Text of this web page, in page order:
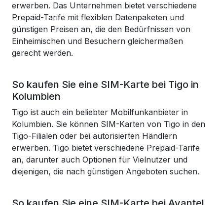
erwerben. Das Unternehmen bietet verschiedene
Prepaid-Tarife mit flexiblen Datenpaketen und
günstigen Preisen an, die den Bedürfnissen von
Einheimischen und Besuchern gleichermaßen
gerecht werden.
So kaufen Sie eine SIM-Karte bei Tigo in
Kolumbien
Tigo ist auch ein beliebter Mobilfunkanbieter in
Kolumbien. Sie können SIM-Karten von Tigo in den
Tigo-Filialen oder bei autorisierten Händlern
erwerben. Tigo bietet verschiedene Prepaid-Tarife
an, darunter auch Optionen für Vielnutzer und
diejenigen, die nach günstigen Angeboten suchen.